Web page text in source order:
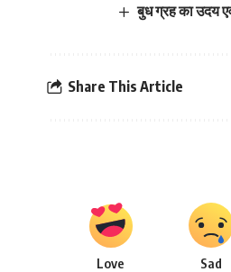
बुध ग्रह का उदय
Share This Article
Love Sad